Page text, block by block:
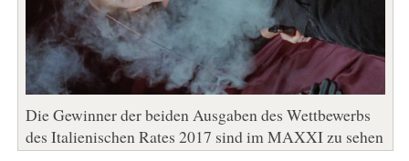
Die Gewinner der beiden Ausgaben des Wettbewerbs
des Italienischen Rates 2017 sind im MAXXI zu sehen